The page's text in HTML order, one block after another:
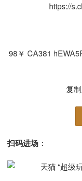
https://
98￥ CA381
复
扫码进场：